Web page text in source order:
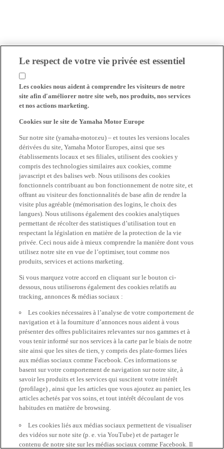
Le respect de votre vie privée est essentiel
Les cookies nous aident à comprendre les visiteurs de notre
site afin d'améliorer notre site web, nos produits, nos services
et nos actions marketing.
Cookies sur le site de Yamaha Motor Europe
Sur notre site (yamaha-motor.eu) – et toutes les versions locales
dérivées du site, Yamaha Motor Europes, ainsi que ses
établissements locaux et ses filiales, utilisent des cookies y
compris des technologies similaires aux cookies, comme
javascript et des balises web. Nous utilisons des cookies
fonctionnels contribuant au bon fonctionnement de notre site, et
offrant au visiteur des fonctionnalités de base afin de rendre la
visite plus agréable (mémorisation des logins, le choix des
langues). Nous utilisons également des cookies analytiques
permettant de récolter des statistiques d’utilisation tout en
respectant la législation en matière de la protection de la vie
privée. Ceci nous aide à mieux comprendre la manière dont vous
utilisez notre site en vue de l’optimiser, tout comme nos
produits, services et actions marketing.
Si vous marquez votre accord en cliquant sur le bouton ci-
dessous, nous utiliserons également des cookies relatifs au
tracking, annonces & médias sociaux :
Les cookies nécessaires à l’analyse de votre comportement de
navigation et à la fourniture d’annonces nous aident à vous
présenter des offres publicitaires relevantes sur nos gammes et à
vous tenir informé sur nos services à la carte par le biais de notre
site ainsi que les sites de tiers, y compris des plate-formes liées
aux médias sociaux comme Facebook. Ces informations se
basent sur votre comportement de navigation sur notre site, à
savoir les produits et les services qui suscitent votre intérêt
(profilage) , ainsi que les articles que vous ajoutez au panier, les
articles achetés par vos soins, et tout intérêt découlant de vos
habitudes en matière de browsing.
Les cookies liés aux médias sociaux permettent de visualiser
des vidéos sur note site (p. e. via YouTube) et de partager le
contenu de notre site sur les médias sociaux comme Facebook. Il